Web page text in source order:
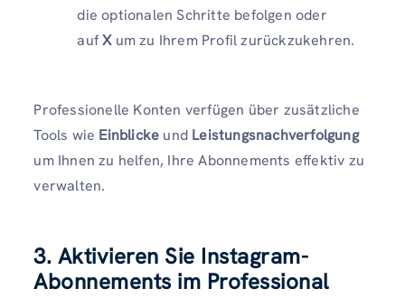
die optionalen Schritte befolgen oder
aufXum zu Ihrem Profil zurückzukehren.
Professionelle Konten verfügen über zusätzliche
Tools wie Einblicke und Leistungsnachverfolgung
um Ihnen zu helfen, Ihre Abonnements effektiv zu
verwalten.
3. Aktivieren Sie Instagram-
Abonnements im Professional